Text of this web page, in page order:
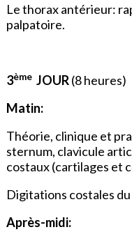
Le thorax antérieur:
palpatoire.
3èmeJOUR(8
Matin:
Théorie, clinique et
sternum, clavicule
costaux (cartilages et
Digitations costales
Après-midi: